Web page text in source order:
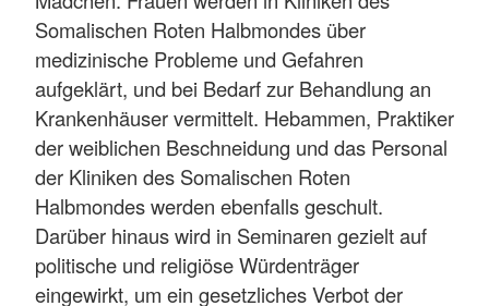
Somalischen Roten Halbmondes über
medizinische Probleme und Gefahren
aufgeklärt, und bei Bedarf zur Behandlung an
Krankenhäuser vermittelt. Hebammen, Praktiker
der weiblichen Beschneidung und das Personal
der Kliniken des Somalischen Roten
Halbmondes werden ebenfalls geschult.
Darüber hinaus wird in Seminaren gezielt auf
politische und religiöse Würdenträger
eingewirkt, um ein gesetzliches Verbot der